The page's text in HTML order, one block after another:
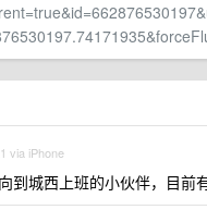
via iPhone
到城西上班的小伙伴，目